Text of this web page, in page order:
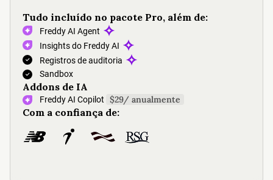
Tudo incluído no pacote Pro, além de:
Freddy AI Agent
Insights do Freddy AI
Registros de auditoria
Sandbox
Addons de IA
Freddy AI Copilot $29/ anualmente
Com a confiança de: